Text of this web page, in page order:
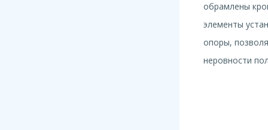
обрамлены
элементы
опоры,
неровности